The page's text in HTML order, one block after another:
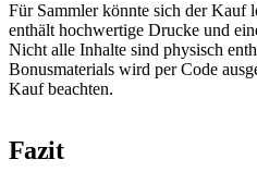
Für Sammler könnte sich der Kauf
enthält hochwertige Drucke und
Nicht alle Inhalte sind physisch
Bonusmaterials wird per Code
Kauf beachten.
Fazit